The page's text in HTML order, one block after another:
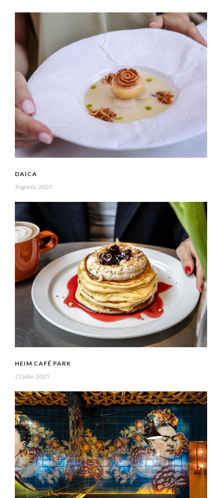
DAICA
9 agosto, 2025
HEIM CAFÉ PARK
23 julio, 2025